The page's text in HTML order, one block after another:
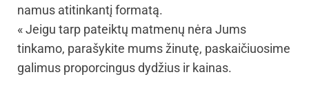
namus atitinkantį formatą.
« Jeigu tarp pateiktų matmenų nėra Jums
tinkamo, parašykite mums žinutę, paskaičiuosime
galimus proporcingus dydžius ir kainas.